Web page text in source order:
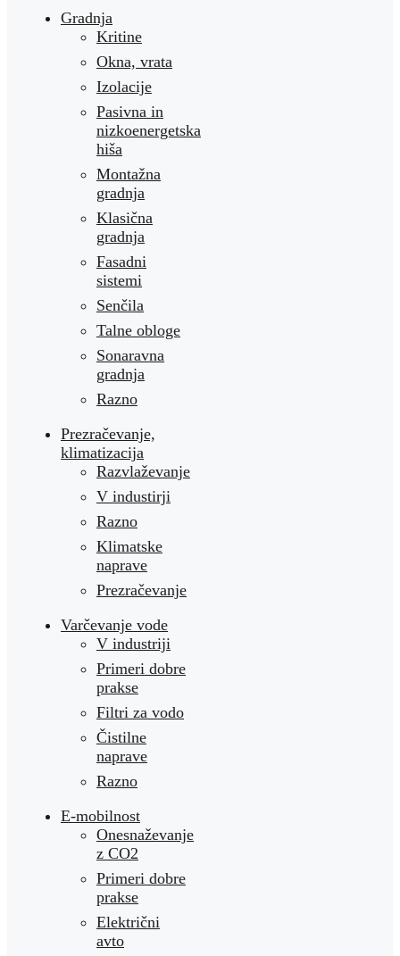
Gradnja
Kritine
Okna, vrata
Izolacije
Pasivna in
nizkoenergetska
hiša
Montažna
gradnja
Klasična
gradnja
Fasadni
sistemi
Senčila
Talne obloge
Sonaravna
gradnja
Razno
Prezračevanje,
klimatizacija
Razvlaževanje
V industirji
Razno
Klimatske
naprave
Prezračevanje
Varčevanje vode
V industriji
Primeri dobre
prakse
Filtri za vodo
Čistilne
naprave
Razno
E-mobilnost
Onesnaževanje
z CO2
Primeri dobre
prakse
Električni
avto